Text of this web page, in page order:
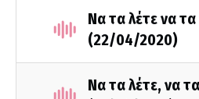
Να τα λέτε να
(22/04/2020)
Να τα λέτε, να